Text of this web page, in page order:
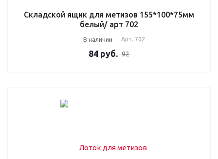
Складской ящик для метизов 155*100*75мм
белый/ арт 702
В наличии Арт. 702
84 руб. 92